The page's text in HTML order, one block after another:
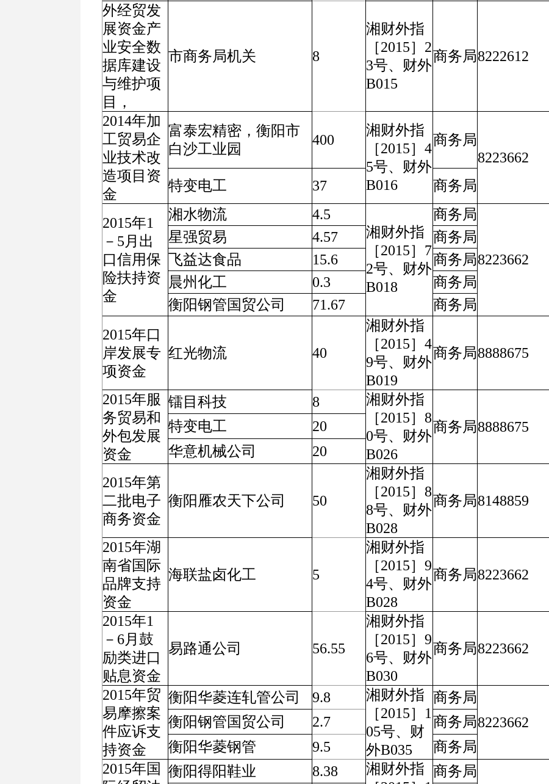
外经贸发
展资金产
业安全数
据库建设
与维护项
目，
市商务局机关 8
湘财外指
［2015］2
3号、财外
B015
商务局8222612
2014年加
工贸易企
业技术改
造项目资
金
富泰宏精密，衡阳市
白沙工业园
400
湘财外指
［2015］4
5号、财外
B016
商务局
8223662
特变电工
37 商务局
2015年1
－5月出
口信用保
险扶持资
金
湘水物流
4.5
湘财外指
［2015］7
2号、财外
B018
商务局
8223662
星强贸易 4.57
商务局
飞益达食品
15.6
商务局
晨州化工
0.3
商务局
衡阳钢管国贸公司
71.67
商务局
2015年口
岸发展专
项资金
红光物流 40
湘财外指
［2015］4
9号、财外
B019
商务局8888675
2015年服
务贸易和
外包发展
资金
镭目科技 8
湘财外指
［2015］8
0号、财外
B026
商务局8888675
特变电工
20
华意机械公司
20
2015年第
二批电子
商务资金
衡阳雁农天下公司 50
湘财外指
［2015］8
8号、财外
B028
商务局8148859
2015年湖
南省国际
品牌支持
资金
海联盐卤化工 5
湘财外指
［2015］9
4号、财外
B028
商务局8223662
2015年1
－6月鼓
励类进口
贴息资金
易路通公司 56.55
湘财外指
［2015］9
6号、财外
B030
商务局8223662
2015年贸
易摩擦案
件应诉支
持资金
衡阳华菱连轧管公司 9.8
湘财外指
［2015］1
05号、财
外B035
商务局
8223662
衡阳钢管国贸公司 2.7
商务局
衡阳华菱钢管
9.5
商务局
2015年国
衡阳得阳鞋业 8.38
湘财外指 商务局